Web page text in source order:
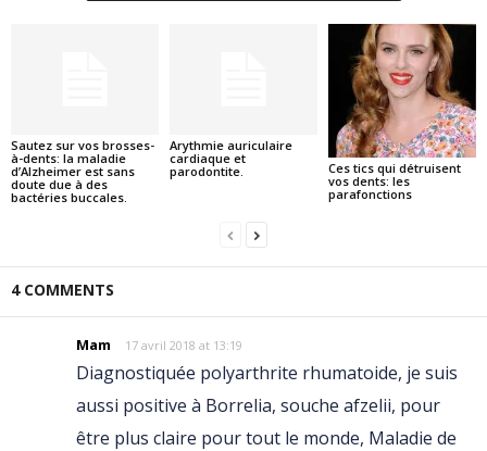
Sautez sur vos brosses-
à-dents: la maladie
d’Alzheimer est sans
doute due à des
bactéries buccales.
Arythmie auriculaire
cardiaque et
parodontite.
Ces tics qui détruisent
vos dents: les
parafonctions
4 COMMENTS
Mam 17 avril 2018 at 13:19
Diagnostiquée polyarthrite rhumatoide, je suis
aussi positive à Borrelia, souche afzelii, pour
être plus claire pour tout le monde, Maladie de